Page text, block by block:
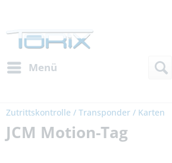
Menü
Zutrittskontrolle / Transponder / Karten
JCM Motion-Tag